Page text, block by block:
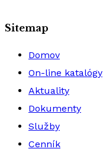
Sitemap
Domov
On-line katalógy
Aktuality
Dokumenty
Služby
Cenník